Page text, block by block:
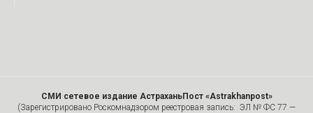
СМИ сетевое издание АстраханьПост «Astrakhanpost»
(Зарегистрировано Роскомнадзором реестровая запись: ЭЛ № ФС 77 —